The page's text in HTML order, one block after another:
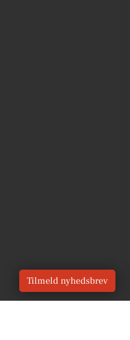
Tilmeld nyhedsbrev